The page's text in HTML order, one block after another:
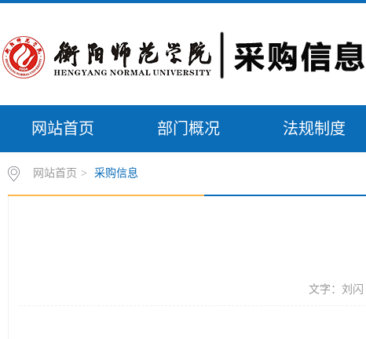
网站首页 部门概况 法规制度
网站首页 > 采购信息
文字：刘